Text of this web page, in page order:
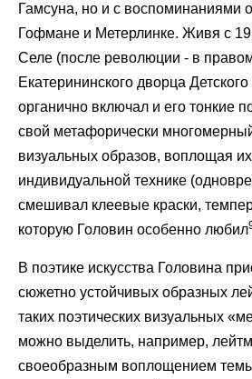
Гамсуна, но и с воспоминаниями
Гофмане и Метерлинке. Живя с
Селе (после революции - в
Екатерининского дворца
органично включал и его тонкие
свой метафорически
визуальных образов, воплощая
индивидуальной технике
смешивал клеевые краски,
которую Головин особенно любил
В поэтике искусства Головина
сюжетно устойчивых образных
таких поэтических визуальных
можно выделить, например,
своеобразным воплощением